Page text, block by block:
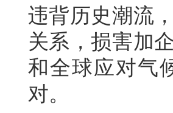
违背历史潮流
关系，损害加
和全球应对气
对。